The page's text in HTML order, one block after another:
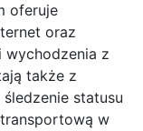
oferuje
oraz
wychodzenia z
także z
statusu
w